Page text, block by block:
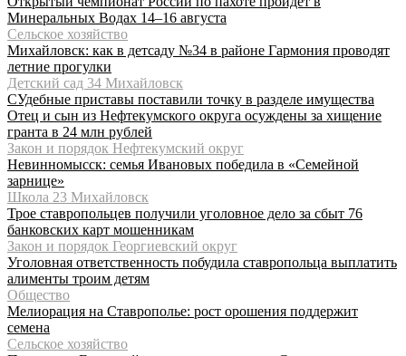
Минеральных Водах 14–16 августа
Сельское хозяйство
Михайловск: как в детсаду №34 в районе Гармония проводят
летние прогулки
Детский сад 34 Михайловск
СУдебные приставы поставили точку в разделе имущества
Отец и сын из Нефтекумского округа осуждены за хищение
гранта в 24 млн рублей
Закон и порядок Нефтекумский округ
Невинномысск: семья Ивановых победила в «Семейной
зарнице»
Школа 23 Михайловск
Трое ставропольцев получили уголовное дело за сбыт 76
банковских карт мошенникам
Закон и порядок Георгиевский округ
Уголовная ответственность побудила ставропольца выплатить
алименты троим детям
Общество
Мелиорация на Ставрополье: рост орошения поддержит
семена
Сельское хозяйство